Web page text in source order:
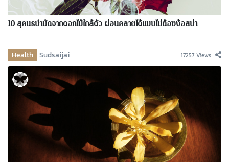
10 สุคนธบำบัดจากดอกไม้ใกล้ตัว ผ่อนคลายได้แบบไม่ต้องง้อสปา
Health Sudsaijai 17257 Views